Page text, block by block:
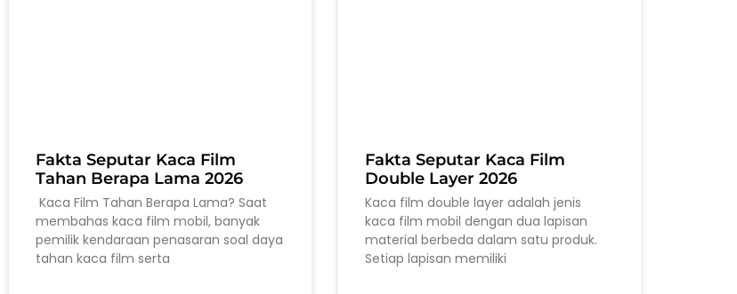
Fakta Seputar Kaca Film
Tahan Berapa Lama 2026
Kaca Film Tahan Berapa Lama? Saat
membahas kaca film mobil, banyak
pemilik kendaraan penasaran soal daya
tahan kaca film serta
Fakta Seputar Kaca Film
Double Layer 2026
Kaca film double layer adalah jenis
kaca film mobil dengan dua lapisan
material berbeda dalam satu produk.
Setiap lapisan memiliki